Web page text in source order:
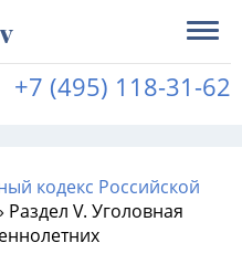
+7 (495) 118-31-62
кодекс Российской
Раздел V. Уголовная